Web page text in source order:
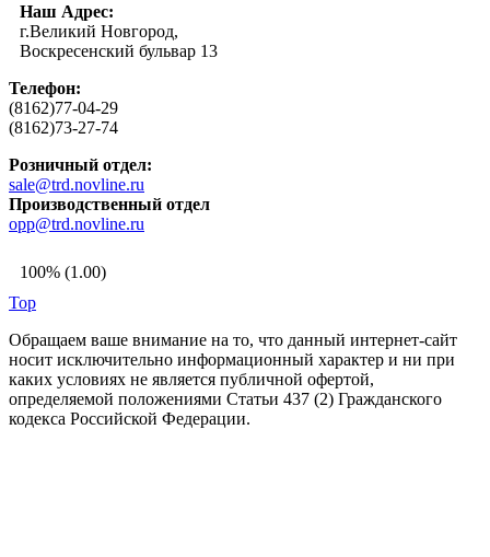
Наш Адрес:
г.Великий Новгород,
Воскресенский бульвар 13
Телефон:
(8162)77-04-29
(8162)73-27-74
Розничный отдел:
sale@trd.novline.ru
Производственный отдел
opp@trd.novline.ru
100% (1.00)
Top
Обращаем ваше внимание на то, что данный интернет-сайт
носит исключительно информационный характер и ни при
каких условиях не является публичной офертой,
определяемой положениями Статьи 437 (2) Гражданского
кодекса Российской Федерации.